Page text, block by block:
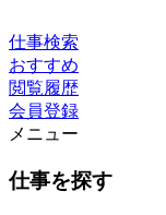
仕事検索
おすすめ
閲覧履歴
会員登録
メニュー
仕事を探す